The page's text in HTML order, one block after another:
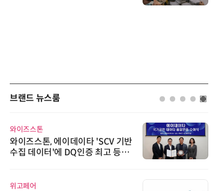
브랜드 뉴스룸
와이즈스톤
와이즈스톤, 에이데이타 'SCV 기반
수집 데이터'에 DQ인증 최고 등급
위고페어